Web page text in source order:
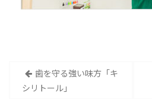
歯を守る強い味方「キ
シリトール」